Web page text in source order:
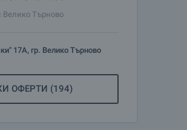
Велико Търново
17А, гр. Велико Търново
ОФЕРТИ (194)